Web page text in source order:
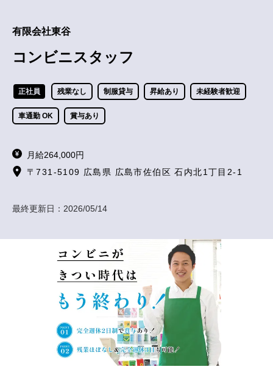
有限会社東谷
コンビニスタッフ
正社員 残業なし 制服貸与 昇給あり 未経験者歓迎
車通勤 OK 賞与あり
月給264,000円
〒731-5109 広島県 広島市佐伯区 石内北1丁目2-1
最終更新日： 2026/05/14